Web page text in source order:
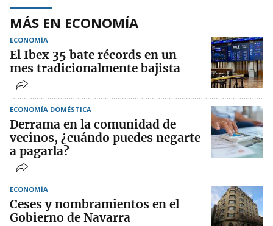
MÁS EN ECONOMÍA
ECONOMÍA
El Ibex 35 bate récords en un
mes tradicionalmente bajista
ECONOMÍA DOMÉSTICA
Derrama en la comunidad de
vecinos, ¿cuándo puedes negarte
a pagarla?
ECONOMÍA
Ceses y nombramientos en el
Gobierno de Navarra